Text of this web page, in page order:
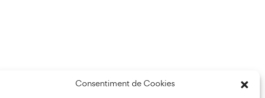
Consentiment de Cookies